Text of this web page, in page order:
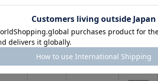
鉄 ﾆｯｹﾙ(銀)